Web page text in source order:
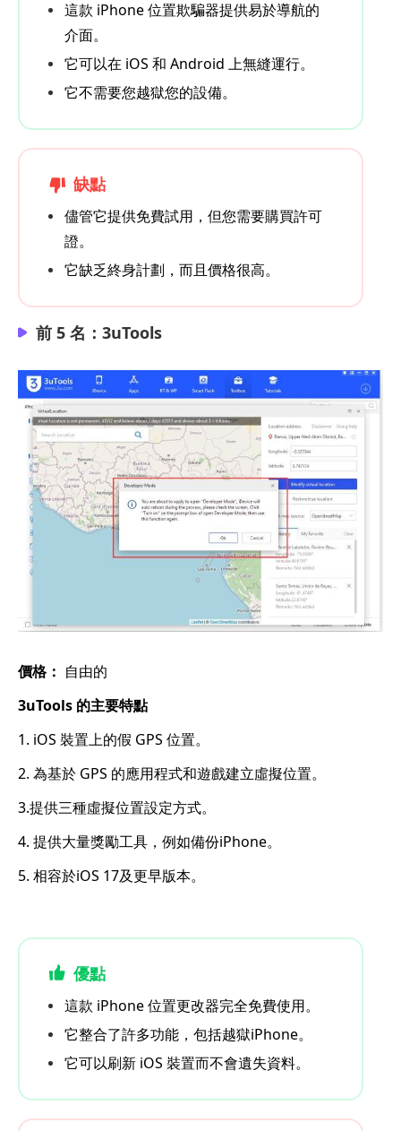
這款 iPhone 位置欺騙器提供易於導航的
介面。
它可以在 iOS 和 Android 上無縫運行。
它不需要您越獄您的設備。
缺點
儘管它提供免費試用，但您需要購買許可
證。
它缺乏終身計劃，而且價格很高。
前 5 名：3uTools
價格： 自由的
3uTools 的主要特點
1. iOS 裝置上的假 GPS 位置。
2. 為基於 GPS 的應用程式和遊戲建立虛擬位置。
3.提供三種虛擬位置設定方式。
4. 提供大量獎勵工具，例如備份iPhone。
5. 相容於iOS 17及更早版本。
優點
這款 iPhone 位置更改器完全免費使用。
它整合了許多功能，包括越獄iPhone。
它可以刷新 iOS 裝置而不會遺失資料。